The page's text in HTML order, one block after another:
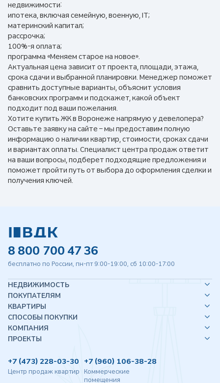
недвижимости:
ипотека, включая семейную, военную, IT;
материнский капитал;
рассрочка;
100%-я оплата;
программа «Меняем старое на новое».
Актуальная цена зависит от проекта, площади, этажа,
срока сдачи и выбранной планировки. Менеджер поможет
сравнить доступные варианты, объяснит условия
банковских программ и подскажет, какой объект
подходит под ваши пожелания.
Хотите купить ЖК в Воронеже напрямую у девелопера?
Оставьте заявку на сайте – мы предоставим полную
информацию о наличии квартир, стоимости, сроках сдачи
и вариантах оплаты. Специалист центра продаж ответит
на ваши вопросы, подберет подходящие предложения и
поможет пройти путь от выбора до оформления сделки и
получения ключей.
8 800 700 47 36
бесплатно по России, пн-пт 9:00-19:00, сб 10:00-17:00
НЕДВИЖИМОСТЬ
ПОКУПАТЕЛЯМ
КВАРТИРЫ
СПОСОБЫ ПОКУПКИ
КОМПАНИЯ
ПРОЕКТЫ
+7 (473) 228-03-30
Центр продаж квартир
+7 (960) 106-38-28
Коммерческие
помещения